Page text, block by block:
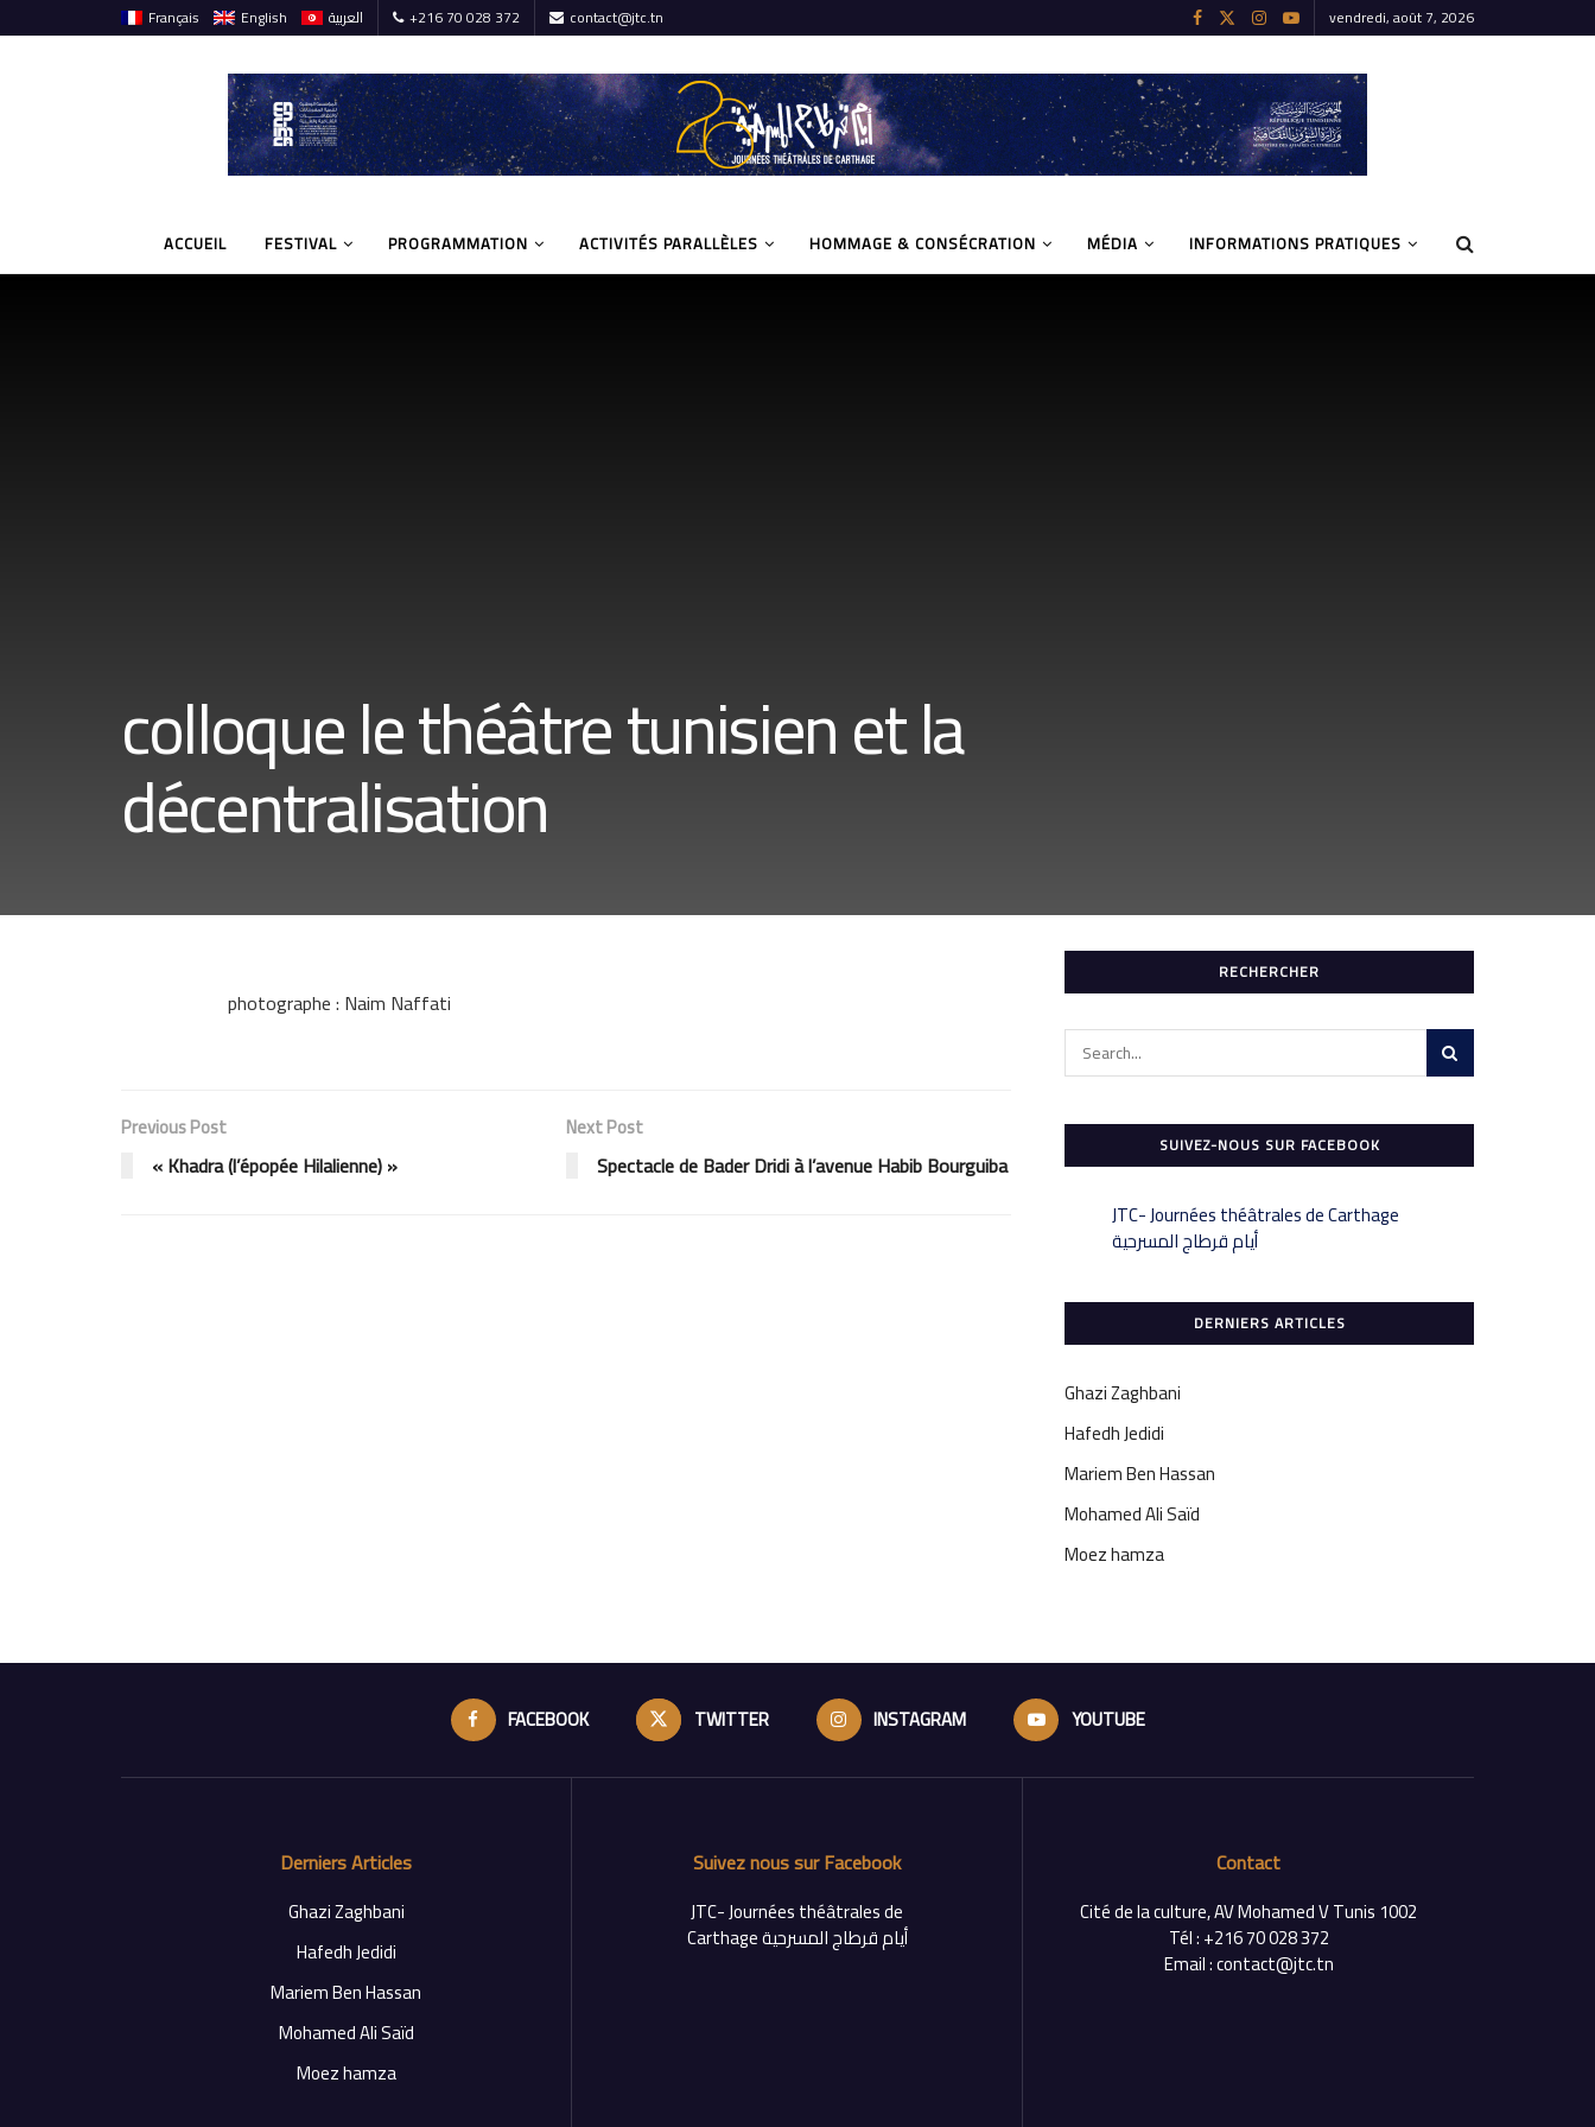
Français English العربية +216 70 028 372 contact@jtc.tn vendredi, août 7, 2026
ACCUEIL FESTIVAL PROGRAMMATION ACTIVITÉS PARALLÈLES HOMMAGE & CONSÉCRATION MÉDIA INFORMATIONS PRATIQUES
colloque le théâtre tunisien et la
décentralisation
photographe : Naim Naffati
Previous Post
« Khadra (l’épopée Hilalienne) »
Next Post
Spectacle de Bader Dridi à l’avenue Habib Bourguiba
RECHERCHER
SUIVEZ-NOUS SUR FACEBOOK
‎JTC- Journées théâtrales de Carthage
DERNIERS ARTICLES
Ghazi Zaghbani
Hafedh Jedidi
Mariem Ben Hassan
Mohamed Ali Saïd
Moez hamza
FACEBOOK TWITTER INSTAGRAM YOUTUBE
Derniers Articles
Ghazi Zaghbani
Hafedh Jedidi
Mariem Ben Hassan
Mohamed Ali Saïd
Moez hamza
Suivez nous sur Facebook
‎JTC- Journées théâtrales de
Carthage أيام قرطاج المسرحية‎
Contact
Cité de la culture, AV Mohamed V Tunis 1002
Tél : +216 70 028 372
Email : contact@jtc.tn